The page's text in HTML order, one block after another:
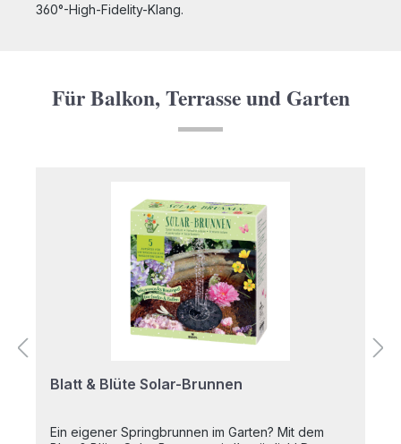
360°-High-Fidelity-Klang.
Für Balkon, Terrasse und Garten
Blatt & Blüte Solar-Brunnen
Ein eigener Springbrunnen im Garten? Mit dem